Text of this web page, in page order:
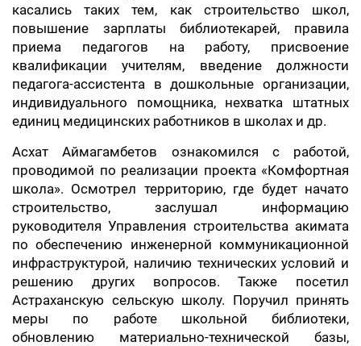
касались таких тем, как строительство школ,
повышение зарплаты библиотекарей, правила
приема педагогов на работу, присвоение
квалификации учителям, введение должности
педагога-ассистента в дошкольные организации,
индивидуального помощника, нехватка штатных
единиц медицинских работников в школах и др.
Асхат Аймагамбетов ознакомился с работой,
проводимой по реализации проекта «Комфортная
школа». Осмотрел территорию, где будет начато
строительство, заслушал информацию
руководителя Управления строительства акимата
по обеспечению инженерной коммуникационной
инфраструктурой, наличию технических условий и
решению других вопросов.Также посетил
Астраханскую сельскую школу. Поручил принять
меры по работе школьной библиотеки,
обновлению материально-технической базы,